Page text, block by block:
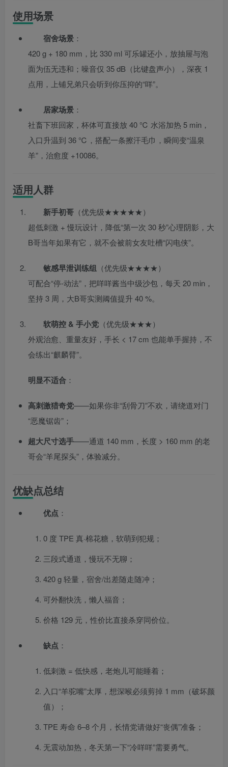
使用场景
宿舍场景 ：
420 g + 180 mm，比 330 ml 可乐罐还小，放抽屉与泡
面为伍无违和；噪音仅 35 dB（比键盘声小），深夜 1
点用，上铺兄弟只会听到你压抑的“咩”。
居家场景 ：
社畜下班回家，杯体可直接放 40 ℃ 水浴加热 5 min，
入口升温到 36 ℃，搭配一条擦汗毛巾，瞬间变“温泉
羊”，治愈度 +10086。
适用人群
新手初哥 （优先级★★★★★）
超低刺激 + 慢玩设计，降低“第一次 30 秒”心理阴影，大
B哥当年如果有它，就不会被前女友吐槽“闪电侠”。
敏感早泄训练组 （优先级★★★★）
可配合“停-动法”，把咩咩酱当中级沙包，每天 20 min，
坚持 3 周，大B哥实测阈值提升 40 %。
软萌控 & 手小党 （优先级★★★）
外观治愈、重量友好，手长 < 17 cm 也能单手握持，不
会练出“麒麟臂”。
明显不适合 ：
高刺激猎奇党——如果你非“刮骨刀”不欢，请绕道对门
“恶魔锯齿”；
超大尺寸选手——通道 140 mm，长度 > 160 mm 的老
哥会“羊尾探头”，体验减分。
优缺点总结
优点 ：
0 度 TPE 真·棉花糖，软萌到犯规；
三段式通道，慢玩不无聊；
420 g 轻量，宿舍/出差随走随冲；
可外翻快洗，懒人福音；
价格 129 元，性价比直接杀穿同价位。
缺点 ：
低刺激 = 低快感，老炮儿可能睡着；
入口“羊驼嘴”太厚，想深喉必须剪掉 1 mm（破坏颜
值）；
TPE 寿命 6–8 个月，长情党请做好“丧偶”准备；
无震动加热，冬天第一下“冷咩咩”需要勇气。